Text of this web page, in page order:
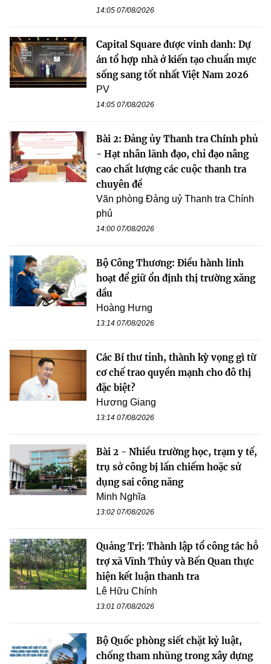
14:05 07/08/2026
Capital Square được vinh danh: Dự
án tổ hợp nhà ở kiến tạo chuẩn mực
sống sang tốt nhất Việt Nam 2026
PV
14:05 07/08/2026
Bài 2: Đảng ủy Thanh tra Chính phủ
- Hạt nhân lãnh đạo, chỉ đạo nâng
cao chất lượng các cuộc thanh tra
chuyên đề
Văn phòng Đảng uỷ Thanh tra Chính
phủ
14:00 07/08/2026
Bộ Công Thương: Điều hành linh
hoạt để giữ ổn định thị trường xăng
dầu
Hoàng Hưng
13:14 07/08/2026
Các Bí thư tỉnh, thành kỳ vọng gì từ
cơ chế trao quyền mạnh cho đô thị
đặc biệt?
Hương Giang
13:14 07/08/2026
Bài 2 - Nhiều trường học, trạm y tế,
trụ sở công bị lấn chiếm hoặc sử
dụng sai công năng
Minh Nghĩa
13:02 07/08/2026
Quảng Trị: Thành lập tổ công tác hỗ
trợ xã Vĩnh Thủy và Bến Quan thực
hiện kết luận thanh tra
Lê Hữu Chính
13:01 07/08/2026
Bộ Quốc phòng siết chặt kỷ luật,
chống tham nhũng trong xây dựng